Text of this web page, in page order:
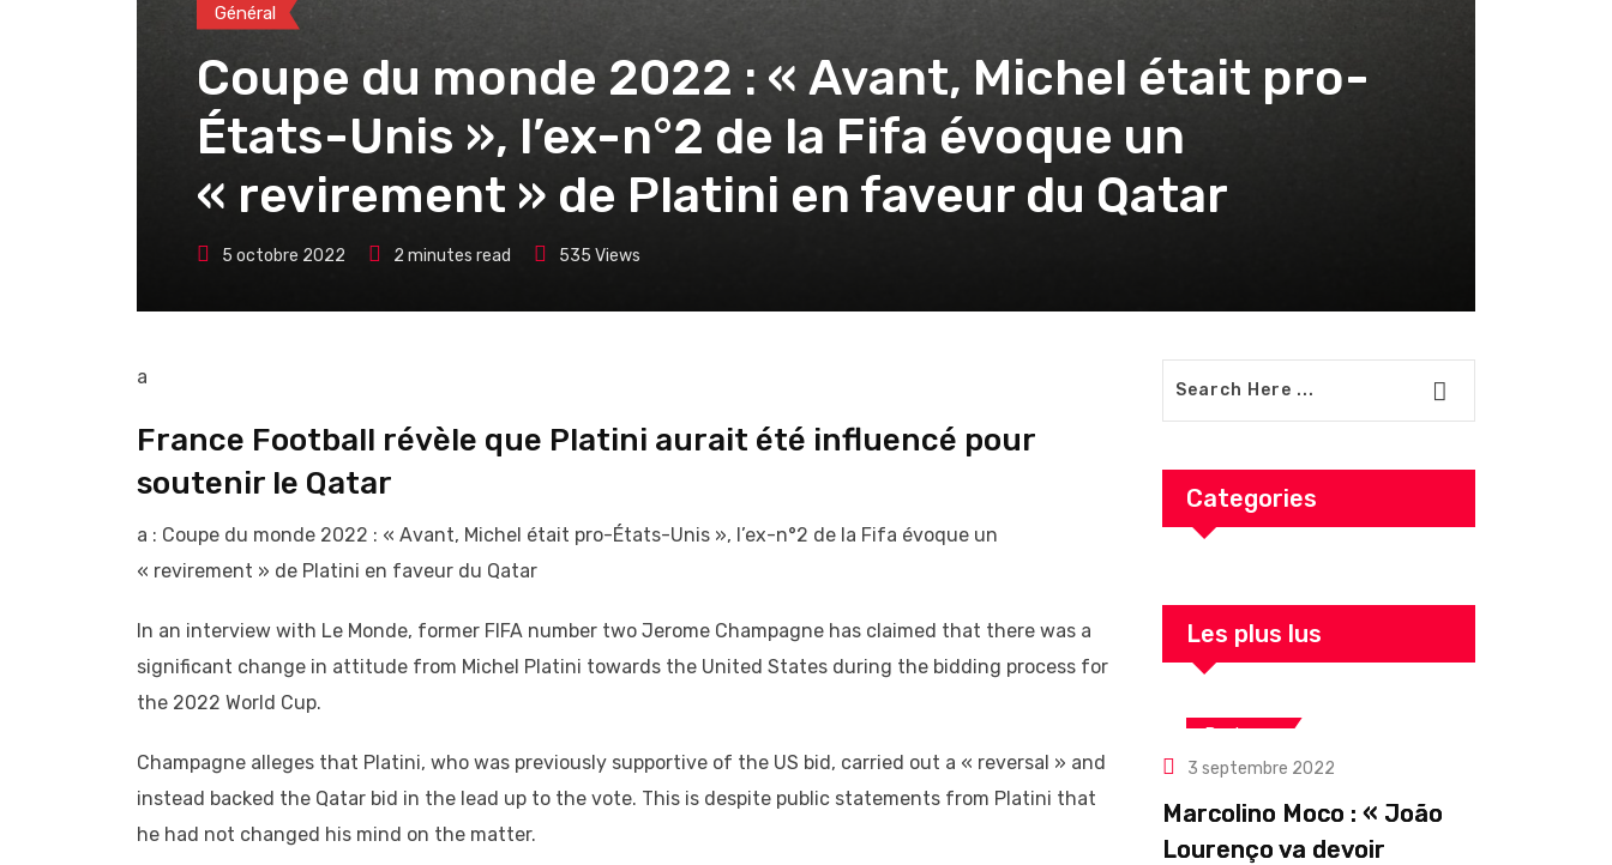
Général
Coupe du monde 2022 : « Avant, Michel était pro-
États-Unis », l’ex-n°2 de la Fifa évoque un
« revirement » de Platini en faveur du Qatar
5 octobre 2022 2 minutes read 535 Views
a
France Football révèle que Platini aurait été influencé pour
soutenir le Qatar
a : Coupe du monde 2022 : « Avant, Michel était pro-États-Unis », l’ex-n°2 de la Fifa évoque un
« revirement » de Platini en faveur du Qatar
In an interview with Le Monde, former FIFA number two Jerome Champagne has claimed that there was a
significant change in attitude from Michel Platini towards the United States during the bidding process for
the 2022 World Cup.
Champagne alleges that Platini, who was previously supportive of the US bid, carried out a « reversal » and
instead backed the Qatar bid in the lead up to the vote. This is despite public statements from Platini that
he had not changed his mind on the matter.
Categories
Les plus lus
Business
3 septembre 2022
Marcolino Moco : « João
Lourenço va devoir